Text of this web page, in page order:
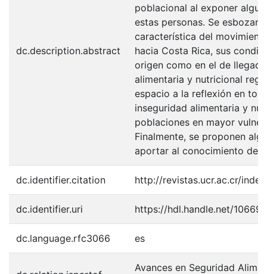
dc.description.abstract
poblacional al exponer
estas personas. Se
característica del
hacia Costa Rica, sus
origen como en el de
alimentaria y nutricional
espacio a la reflexión en
inseguridad alimentaria y
poblaciones en mayor
Finalmente, se proponen
aportar al conocimiento del
dc.identifier.citation http://revistas.ucr.ac.cr/
dc.identifier.uri https://hdl.handle.net/10669/
dc.language.rfc3066 es
Avances en Seguridad